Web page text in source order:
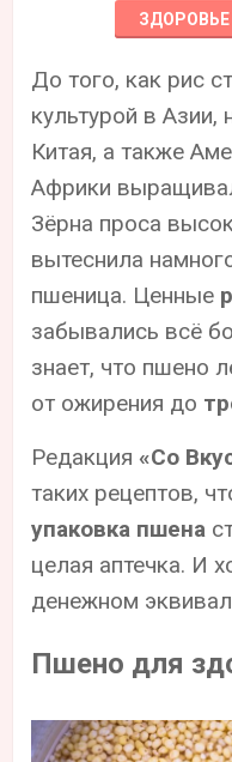
ЗДОРОВЬЕ
До того, как рис
культурой в Азии,
Китая, а также
Африки
Зёрна проса
вытеснила
пшеница. Ценные
забывались всё
знает, что пшено
от ожирения до
Редакция «Со
таких рецептов,
упаковка пшена
целая аптечка. И
денежном
Пшено для